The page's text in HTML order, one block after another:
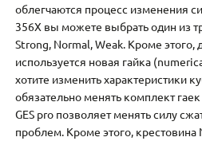
облегчаются процесс изменения
356X вы можете выбрать один из
Strong, Normal, Weak. Кроме этого,
используется новая гайка
хотите изменить характеристики
обязательно менять комплект
GES pro позволяет менять силу
проблем. Кроме этого,